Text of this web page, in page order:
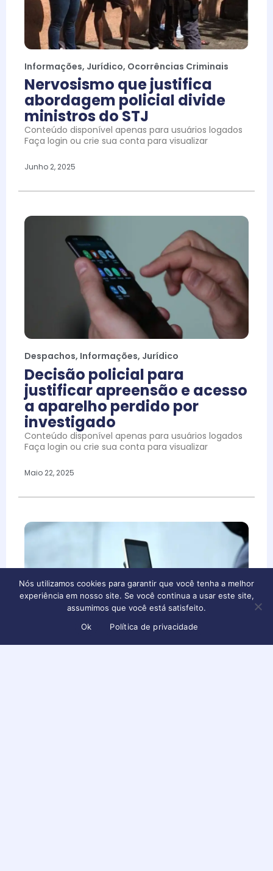
Informações, Jurídico, Ocorrências Criminais
Nervosismo que justifica
abordagem policial divide
ministros do STJ
Conteúdo disponível apenas para usuários logados
Faça login ou crie sua conta para visualizar
Junho 2, 2025
Despachos, Informações, Jurídico
Decisão policial para
justificar apreensão e acesso
a aparelho perdido por
investigado
Conteúdo disponível apenas para usuários logados
Faça login ou crie sua conta para visualizar
Maio 22, 2025
Nós utilizamos cookies para garantir que você tenha a melhor
experiência em nosso site. Se você continua a usar este site,
assumimos que você está satisfeito.
Ok
Política de privacidade